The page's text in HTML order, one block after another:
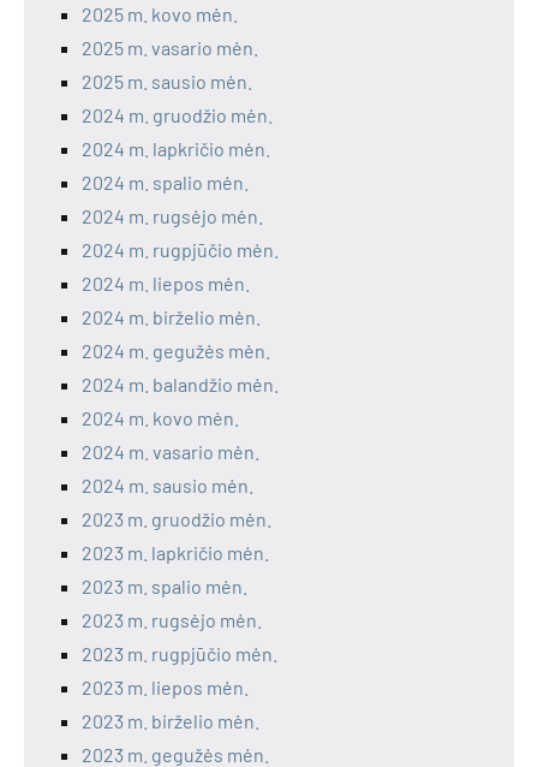
2025 m. kovo mėn.
2025 m. vasario mėn.
2025 m. sausio mėn.
2024 m. gruodžio mėn.
2024 m. lapkričio mėn.
2024 m. spalio mėn.
2024 m. rugsėjo mėn.
2024 m. rugpjūčio mėn.
2024 m. liepos mėn.
2024 m. birželio mėn.
2024 m. gegužės mėn.
2024 m. balandžio mėn.
2024 m. kovo mėn.
2024 m. vasario mėn.
2024 m. sausio mėn.
2023 m. gruodžio mėn.
2023 m. lapkričio mėn.
2023 m. spalio mėn.
2023 m. rugsėjo mėn.
2023 m. rugpjūčio mėn.
2023 m. liepos mėn.
2023 m. birželio mėn.
2023 m. gegužės mėn.